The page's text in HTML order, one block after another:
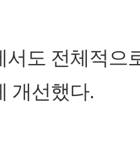
서도 전체적으
개선했다.